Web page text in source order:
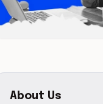
About Us